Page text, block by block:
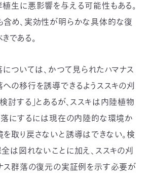
生に悪影響を与える可能性もある。
め、実効性が明らかな具体的な復
である。
については、かつて見られたハマナス
の移行を誘導できるようススキの刈
討する」とあるが、ススキは内陸植物
落にするには現在の内陸的な環境か
取り戻さないと誘導はできない。検
は図れないことに加え、ススキの刈
ス群落の復元の実証例を示す必要が